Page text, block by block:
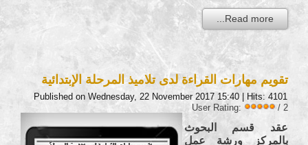
Read more...
تقويم مهارات القراءة لدى تلاميذ المرحلة الإبتدائية
Published on Wednesday, 22 November 2017 15:40| Hits: 4101
User Rating:
/ 2
عقد قسم البحوث
بالمركز ورشة عمل